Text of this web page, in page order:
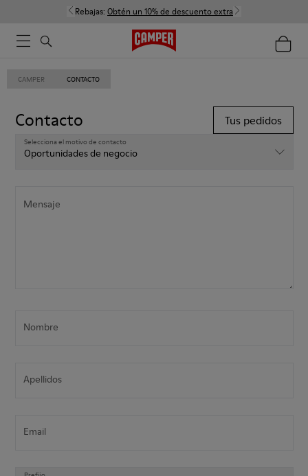
Rebajas: Obtén un 10% de descuento extra
CAMPER CONTACTO
Contacto Tus pedidos
Selecciona el motivo de contacto
Oportunidades de negocio
Selecciona el motivo de contacto
Mensaje
Nombre
Apellidos
Email
Prefijo